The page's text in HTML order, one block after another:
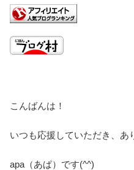
こんばんは！
いつも応援していただき、あ
apa（あぱ）です(^^)